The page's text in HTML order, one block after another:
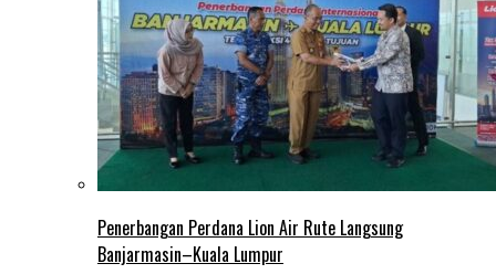
Penerbangan Perdana Lion Air Rute Langsung
Banjarmasin–Kuala Lumpur